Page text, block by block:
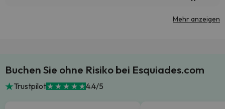
Mehr anzeigen
Buchen Sie ohne Risiko bei Esquiades.com
Trustpilot 4.4/5